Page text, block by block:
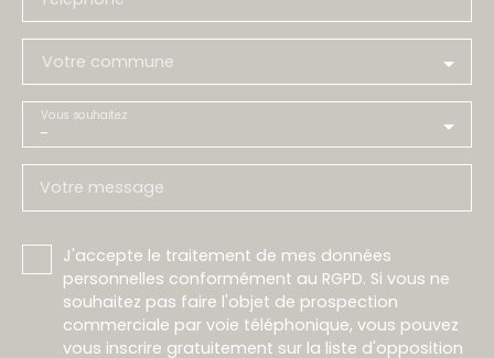
Votre commune
-
Vous souhaitez
Votre message
J'accepte le traitement de mes données
personnelles conformément au RGPD. Si vous ne
souhaitez pas faire l'objet de prospection
commerciale par voie téléphonique, vous pouvez
vous inscrire gratuitement sur la liste d'opposition